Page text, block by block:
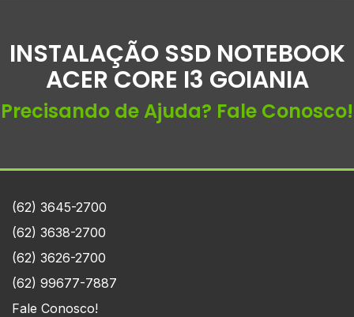
INSTALAÇÃO SSD NOTEBOOK
ACER CORE I3 GOIANIA
Precisando de Ajuda? Fale Conosco!
(62) 3645-2700
(62) 3638-2700
(62) 3626-2700
(62) 99677-7887
Fale Conosco!